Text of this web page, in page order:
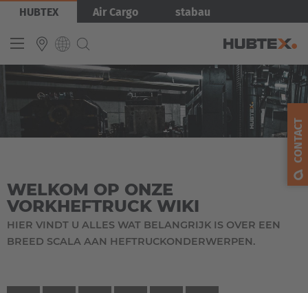
Overslaan
naar
inhoud
HUBTEX Air Cargo stabau
INTERNATIONAL
Français
WELKOM OP ONZE
VORKHEFTRUCK WIKI
HIER VINDT U ALLES WAT BELANGRIJK IS OVER EEN
BREED SCALA AAN HEFTRUCKONDERWERPEN.
CONTACT